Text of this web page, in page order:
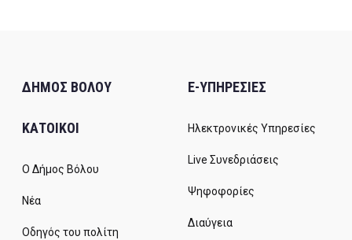
ΔΗΜΟΣ ΒΟΛΟΥ
ΚΑΤΟΙΚΟΙ
Ο Δήμος Βόλου
Νέα
Οδηγός του πολίτη
E-ΥΠΗΡΕΣΙΕΣ
Ηλεκτρονικές Υπηρεσίες
Live Συνεδριάσεις
Ψηφοφορίες
Διαύγεια